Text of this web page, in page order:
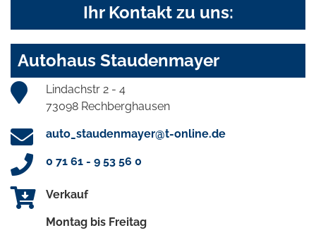
Ihr Kontakt zu uns:
Autohaus Staudenmayer
Lindachstr 2 - 4
73098 Rechberghausen
auto_staudenmayer@t-online.de
0 71 61 - 9 53 56 0
Verkauf
Montag bis Freitag